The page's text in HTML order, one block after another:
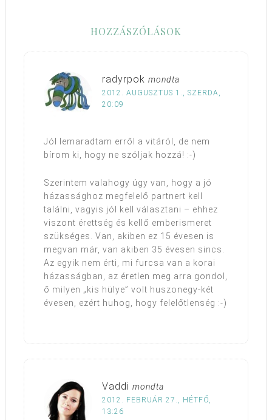
HOZZÁSZÓLÁSOK
radyrpok mondta
2012. AUGUSZTUS 1., SZERDA,
20:09
Jól lemaradtam erről a vitáról, de nem
bírom ki, hogy ne szóljak hozzá! :-)
Szerintem valahogy úgy van, hogy a jó
házassághoz megfelelő partnert kell
találni, vagyis jól kell választani – ehhez
viszont érettség és kellő emberismeret
szükséges. Van, akiben ez 15 évesen is
megvan már, van akiben 35 évesen sincs.
Az egyik nem érti, mi furcsa van a korai
házasságban, az éretlen meg arra gondol,
ő milyen „kis hülye” volt huszonegy-két
évesen, ezért huhog, hogy felelőtlenség :-)
Vaddi mondta
2012. FEBRUÁR 27., HÉTFŐ,
13:26